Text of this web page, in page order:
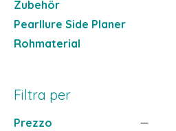
Zubehör
Pearllure Side Planer
Rohmaterial
Filtra per
Prezzo